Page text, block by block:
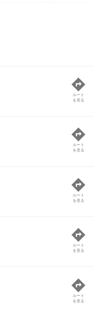
ルート
を見る
ルート
を見る
ルート
を見る
ルート
を見る
ルート
を見る